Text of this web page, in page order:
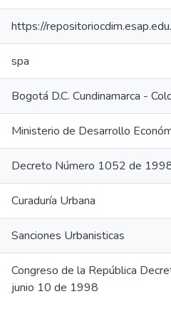
https://
spa
Bogotá D.C. Cundinamarca -
Ministerio de Desarrollo
Decreto Número 1052 de
Curaduría Urbana
Sanciones Urbanisticas
Congreso de la República
junio 10 de 1998